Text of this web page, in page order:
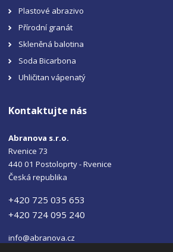
Plastové abrazivo
Přírodní granát
Skleněná balotina
Soda Bicarbona
Uhličitan vápenatý
Kontaktujte nás
Abranova s.r.o.
Rvenice 73
440 01 Postoloprty - Rvenice
Česká republika
+420 725 035 653
+420 724 095 240
info@abranova.cz